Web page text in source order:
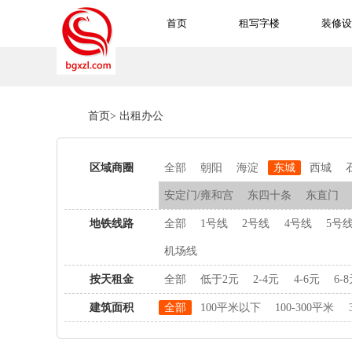
首页 租写字楼 装修
首页> 出租办公
区域商圈 全部 朝阳 海淀 东城 西城
安定门/雍和宫 东四十条 东直门
地铁线路 全部 1号线 2号线 4号线 5号
机场线
按天租金 全部 低于2元 2-4元 4-6元 6-8
建筑面积 全部 100平米以下 100-300平米